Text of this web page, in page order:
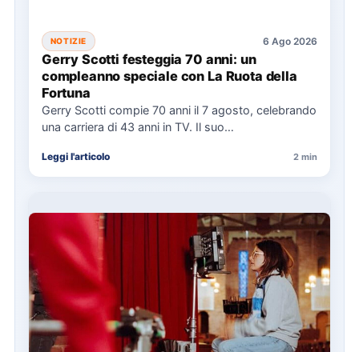
NOTIZIE 6 Ago 2026
Gerry Scotti festeggia 70 anni: un
compleanno speciale con La Ruota della
Fortuna
Gerry Scotti compie 70 anni il 7 agosto, celebrando
una carriera di 43 anni in TV. Il suo…
Leggi l'articolo 2 min